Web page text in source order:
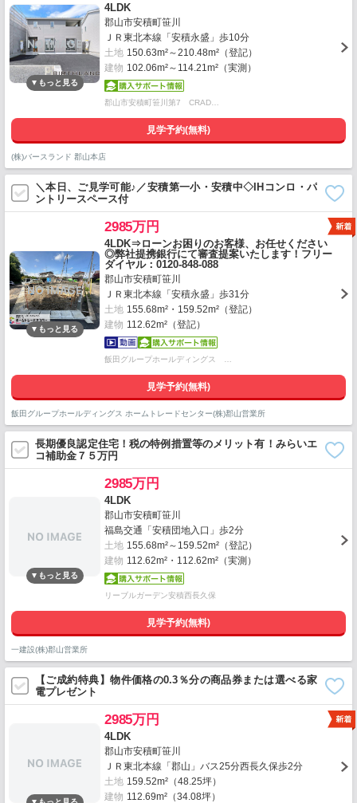
4LDK
郡山市安積町笹川
ＪＲ東北本線「安積永盛」歩10分
土地 150.63m²～210.48m²（登記）
建物 102.06m²～114.21m²（実測）
郡山市安積町笹川第7 CRAD…
見学予約(無料)
(株)バースランド 郡山本店
＼本日、ご見学可能♪／安積第一小・安積中◇IHコンロ・パ
ントリースペース付
2985万円
4LDK⇒ローンお困りのお客様、お任せください
◎弊社提携銀行にて審査提案いたします！フリー
ダイヤル：0120-848-088
郡山市安積町笹川
ＪＲ東北本線「安積永盛」歩31分
土地 155.68m²・159.52m²（登記）
建物 112.62m²（登記）
飯田グループホールディングス …
見学予約(無料)
飯田グループホールディングス ホームトレードセンター(株)郡山営業所
長期優良認定住宅！税の特例措置等のメリット有！みらいエ
コ補助金７５万円
2985万円
4LDK
郡山市安積町笹川
福島交通「安積団地入口」歩2分
土地 155.68m²～159.52m²（登記）
建物 112.62m²・112.62m²（実測）
リーブルガーデン安積西長久保
見学予約(無料)
一建設(株)郡山営業所
【ご成約特典】物件価格の0.3％分の商品券または選べる家
電プレゼント
2985万円
4LDK
郡山市安積町笹川
ＪＲ東北本線「郡山」バス25分西長久保歩2分
土地 159.52m²（48.25坪）
建物 112.69m²（34.08坪）